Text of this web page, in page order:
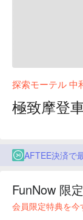
探索モーテル 中
極致摩登
AFTEE決済で
FunNow 限定
会員限定特典を今